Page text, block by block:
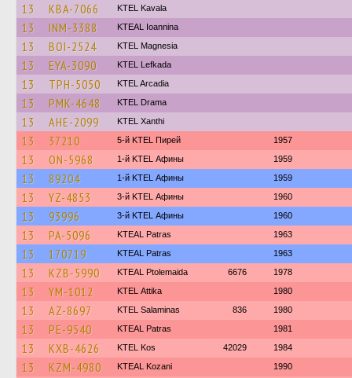
13 KBA-7066 KTEL Kavala
13 INM-3388 KTEAL Ioannina
13 BOI-2524 ΚΤΕL Magnesia
13 EYA-3090 KTEL Lefkada
13 TPH-5050 KTEL Arcadia
13 PMK-4648 KTEL Drama
13 AHE-2099 KTEL Xanthi
13 37210 5-й KTEL Пирей 1957
13 ON-5968 1-й KTEL Афины 1959
13 89204 1-й KTEL Афины 1959
13 YZ-4853 3-й KTEL Афины 1960
13 93996 3-й KTEL Афины 1960
13 PA-5096 KTEAL Patras 1963
13 170719 KTEAL Patras 1963
13 KZB-5990 KTEAL Ptolemaida 6676 1978
13 YM-1012 KΤΕL Αttika 1980
13 AZ-8697 KTEL Salaminas 836 1980
13 PE-9540 KTEAL Patras 1981
13 KXB-4626 KTEL Kos 42029 1984
13 KZM-4980 KTEAL Kozani 1990